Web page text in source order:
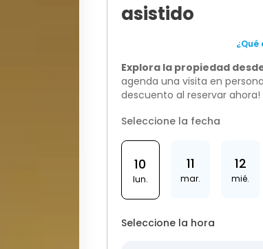
asistido
Explora la propiedad
agenda una visita en
descuento al reservar ahora!
Seleccione la fecha
10
lun.
11
mar.
12
mié.
Seleccione la hora